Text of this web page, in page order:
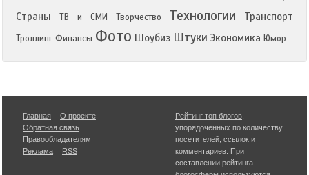
Страны
ТВ и СМИ Творчество Технологии Транспорт
Троллинг Финансы Фото Шоубиз Штуки Экономика Юмор
Главная
О проекте
Обратная связь
Правообладателям
Реклама
RSS
Рейтинг топ блогов
упорядоченных по количеству
посетителей, ссылок и
комментариев. При
составлении рейтинга